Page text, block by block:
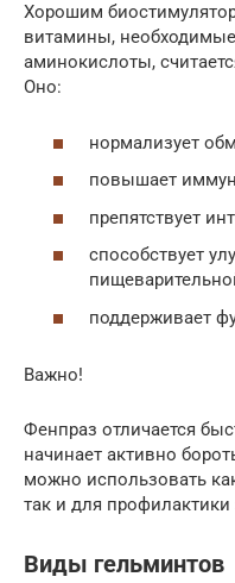
Хорошим
витамины,
аминокислоты,
Оно:
нормализует
повышает
препятствует
способствует
поддерживает
Важно!
Фенпраз отличается
начинает активно
можно использовать
так и для
Виды гельминтов